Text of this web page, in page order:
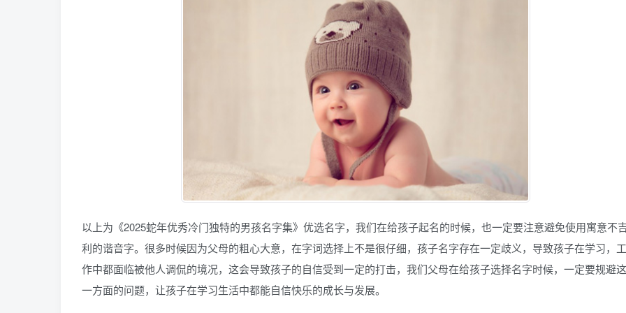
以上为《2025蛇年优秀冷门独特的男孩名字集》优选名字，我们在给孩子起名的时候，也一定要注意避免使用寓意不
利的谐音字。很多时候因为父母的粗心大意，在字词选择上不是很仔细，孩子名字存在一定歧义，导致孩子在学习，工
作中都面临被他人调侃的境况，这会导致孩子的自信受到一定的打击，我们父母在给孩子选择名字时候，一定要规避这
一方面的问题，让孩子在学习生活中都能自信快乐的成长与发展。